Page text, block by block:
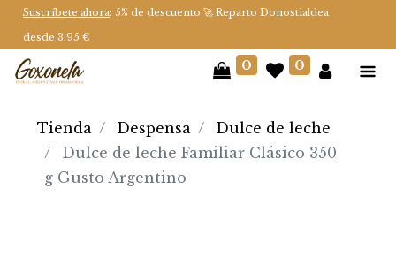
Suscríbete ahora: 5% de descuento 🚀 Reparto Donostialdea
desde 3,95 €
0 0
Tienda Despensa
Dulce de leche
Dulce de leche Familiar Clásico 350
g Gusto Argentino